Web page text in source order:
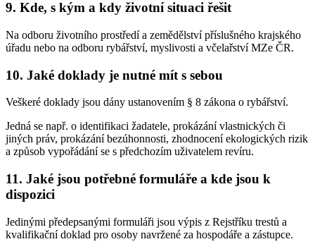
9. Kde, s kým a kdy životní situaci řešit
Na odboru životního prostředí a zemědělství příslušného krajského
úřadu nebo na odboru rybářství, myslivosti a včelařství MZe ČR.
10. Jaké doklady je nutné mít s sebou
Veškeré doklady jsou dány ustanovením § 8 zákona o rybářství.
Jedná se např. o identifikaci žadatele, prokázání vlastnických či
jiných práv, prokázání bezúhonnosti, zhodnocení ekologických rizik
a způsob vypořádání se s předchozím uživatelem revíru.
11. Jaké jsou potřebné formuláře a kde jsou k
dispozici
Jedinými předepsanými formuláři jsou výpis z Rejstříku trestů a
kvalifikační doklad pro osoby navržené za hospodáře a zástupce.